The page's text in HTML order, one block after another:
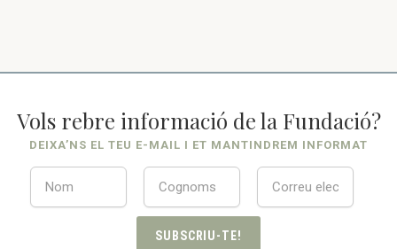
Vols rebre informació de la Fundació?
DEIXA’NS EL TEU E-MAIL I ET MANTINDREM INFORMAT
SUBSCRIU-TE!